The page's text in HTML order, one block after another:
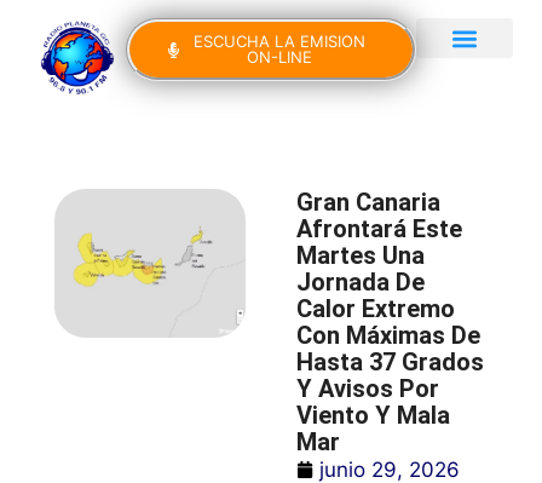
ESCUCHA LA EMISION
ON-LINE
Gran Canaria
Afrontará Este
Martes Una
Jornada De
Calor Extremo
Con Máximas De
Hasta 37 Grados
Y Avisos Por
Viento Y Mala
Mar
junio 29, 2026